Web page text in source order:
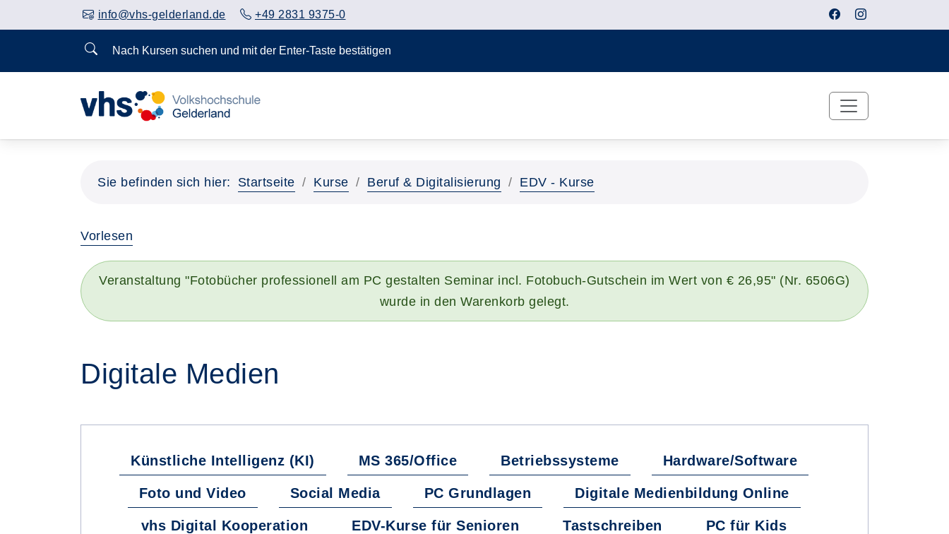
info@vhs-gelderland.de +49 2831 9375-0
Nach Kursen suchen und mit der Enter-Taste bestätigen
Sie befinden sich hier: Startseite Kurse Beruf & Digitalisierung EDV - Kurse
Vorlesen
Veranstaltung "Fotobücher professionell am PC gestalten Seminar incl. Fotobuch-Gutschein im Wert von € 26,95" (Nr. 6506G)
wurde in den Warenkorb gelegt.
Digitale Medien
Künstliche Intelligenz (KI) MS 365/Office Betriebssysteme Hardware/Software
Foto und Video Social Media PC Grundlagen Digitale Medienbildung Online
vhs Digital Kooperation EDV-Kurse für Senioren Tastschreiben PC für Kids